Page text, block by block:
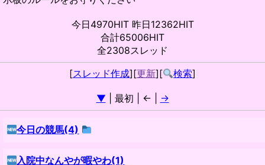
今日4970HIT 昨日12362HIT
合計65006HIT
全2308スレッド
[スレッド作成][更新][ 検索]
▼ | 最初 | ← | →
今日の競馬(4)
入院中なんやが暇やわ(1)